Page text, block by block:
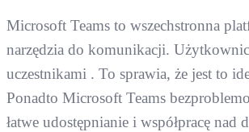
Microsoft Teams to wszechstronna
narzędzia do komunikacji.
uczestnikami . To sprawia, że ​​jest to
Ponadto Microsoft Teams
łatwe udostępnianie i współpracę